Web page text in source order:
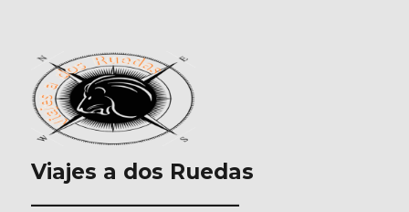
Viajes a dos Ruedas
___________________